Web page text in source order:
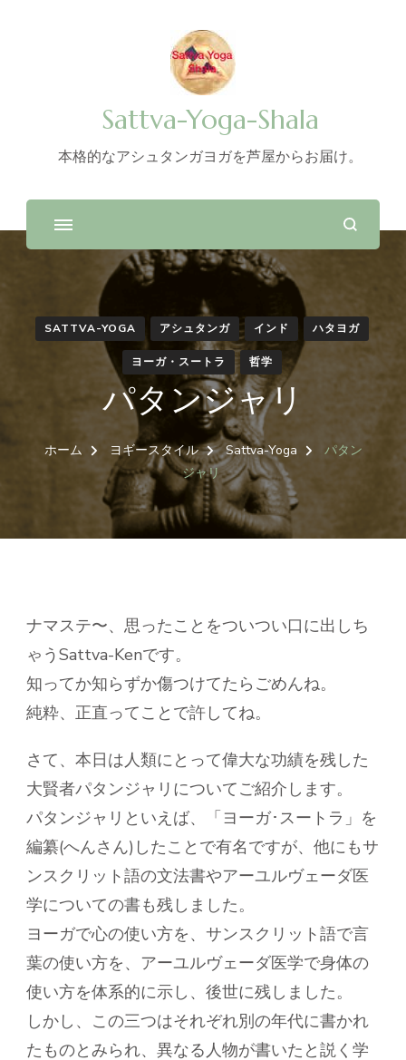
Sattva-Yoga-Shala
本格的なアシュタンガヨガを芦屋からお届け。
SATTVA-YOGA アシュタンガ インド ハタヨガ
ヨーガ・スートラ 哲学
パタンジャリ
ホーム ヨギースタイル Sattva-Yoga
パタン
ジャリ
ナマステ〜、思ったことをついつい口に出しち
ゃうSattva-Kenです。
知ってか知らずか傷つけてたらごめんね。
純粋、正直ってことで許してね。
さて、本日は人類にとって偉大な功績を残した
大賢者パタンジャリについてご紹介します。
パタンジャリといえば、「ヨーガ･スートラ」を
編纂(へんさん)したことで有名ですが、他にもサ
ンスクリット語の文法書やアーユルヴェーダ医
学についての書も残しました。
ヨーガで心の使い方を、サンスクリット語で言
葉の使い方を、アーユルヴェーダ医学で身体の
使い方を体系的に示し、後世に残しました。
しかし、この三つはそれぞれ別の年代に書かれ
たものとみられ、異なる人物が書いたと説く学